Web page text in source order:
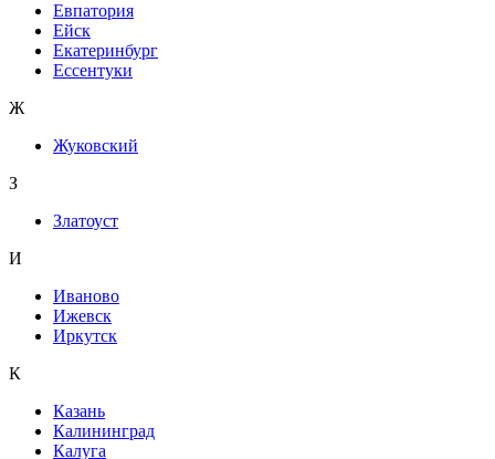
Евпатория
Ейск
Екатеринбург
Ессентуки
Ж
Жуковский
З
Златоуст
И
Иваново
Ижевск
Иркутск
К
Казань
Калининград
Калуга